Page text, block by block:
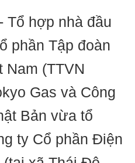
- Tổ hợp nhà đầu
phần Tập đoàn
Nam (TTVN
Gas và Công
Bản vừa tổ
ty Cổ phần Điện